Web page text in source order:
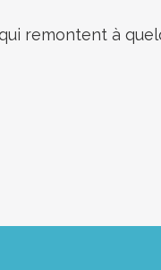
remontent à